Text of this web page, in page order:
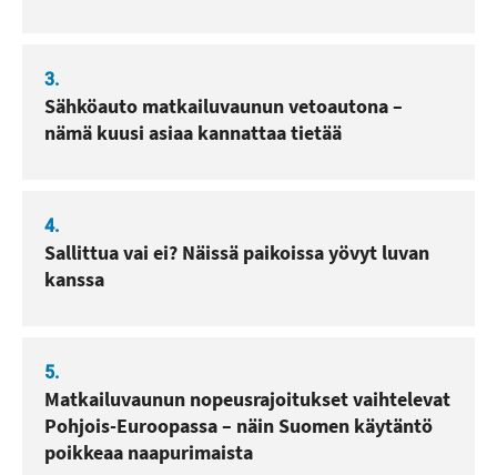
3.
Sähköauto matkailuvaunun vetoautona –
nämä kuusi asiaa kannattaa tietää
4.
Sallittua vai ei? Näissä paikoissa yövyt luvan
kanssa
5.
Matkailuvaunun nopeusrajoitukset vaihtelevat
Pohjois-Euroopassa – näin Suomen käytäntö
poikkeaa naapurimaista